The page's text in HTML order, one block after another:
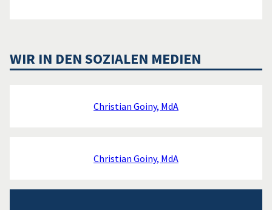
WIR IN DEN SOZIALEN MEDIEN
Christian Goiny, MdA
Christian Goiny, MdA